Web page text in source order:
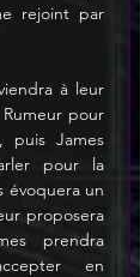
rejoint par
à leur
pour
puis James
pour la
évoquera un
proposera
prendra
en